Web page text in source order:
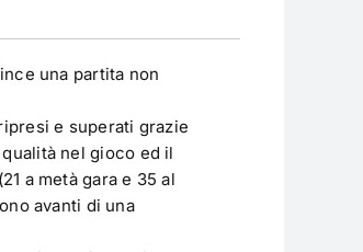
una partita non
e superati grazie
nel gioco ed il
a metà gara e 35 al
avanti di una